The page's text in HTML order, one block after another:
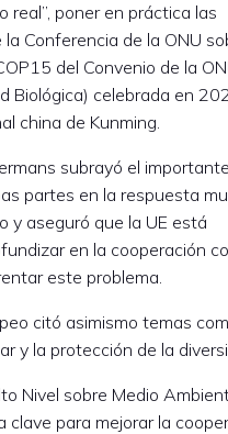
real”, poner en práctica las
Conferencia de la ONU
del Convenio de la
Biológica) celebrada en
china de Kunming.
subrayó el
partes en la respuesta
y aseguró que la UE está
en la cooperación
este problema.
citó asimismo temas
y la protección de la
Nivel sobre Medio
clave para mejorar la